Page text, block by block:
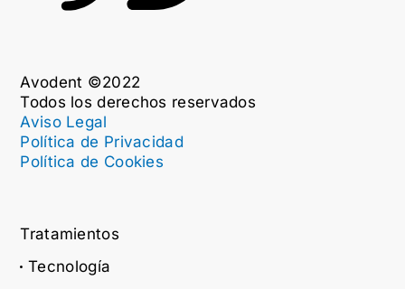
Avodent ©2022
Todos los derechos reservados
Aviso Legal
Política de Privacidad
Política de Cookies
Tratamientos
Tecnología